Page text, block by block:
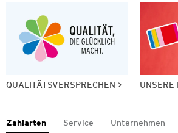
QUALITÄTSVERSPRECHEN UNSERE
Zahlarten Service Unternehmen